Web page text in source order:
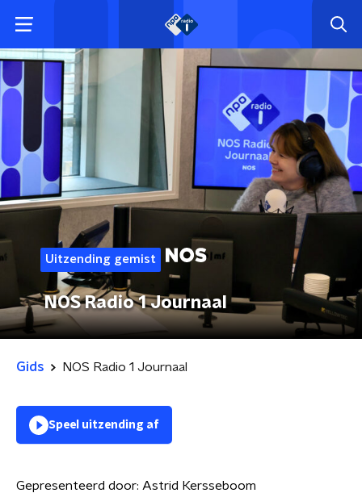
Uitzending gemist
NOS Radio 1 Journaal
Gids NOS Radio 1 Journaal
Speel uitzending af
Gepresenteerd door: Astrid Kersseboom